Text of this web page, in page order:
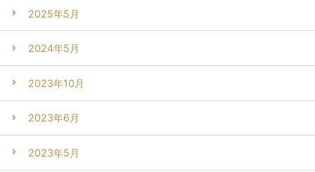
2025年5月
2024年5月
2023年10月
2023年6月
2023年5月